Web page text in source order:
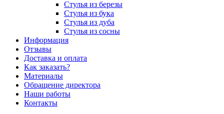
Стулья из березы
Стулья из бука
Стулья из дуба
Стулья из сосны
Информация
Отзывы
Доставка и оплата
Как заказать?
Материалы
Обращение директора
Наши работы
Контакты